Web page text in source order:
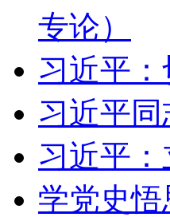
专论）
习近平
习近平
习近平
学党史